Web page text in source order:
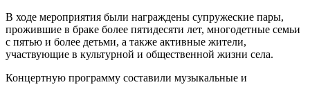
В ходе мероприятия были награждены супружеские пары,
прожившие в браке более пятидесяти лет, многодетные семьи
с пятью и более детьми, а также активные жители,
участвующие в культурной и общественной жизни села.
Концертную программу составили музыкальные и